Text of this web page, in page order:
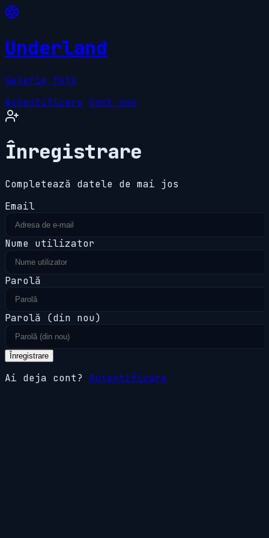
Underland
Galerie foto
Autentificare Cont nou
Înregistrare
Completează datele de mai jos
Email
Nume utilizator
Parolă
Parolă (din nou)
Înregistrare
Ai deja cont? Autentificare